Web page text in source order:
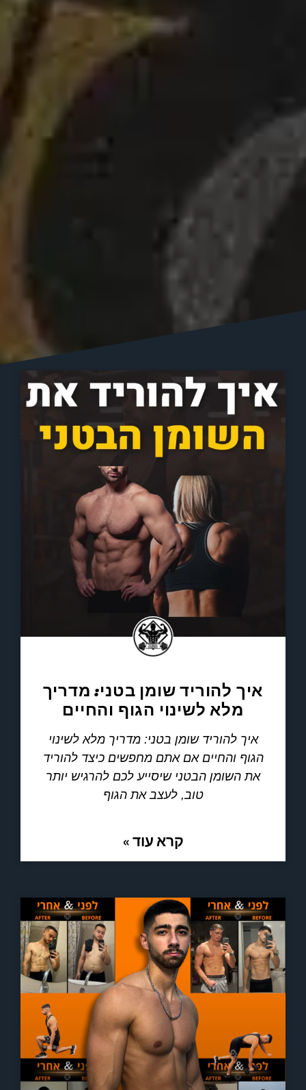
איך להוריד שומן בטני: מדריך
מלא לשינוי הגוף והחיים
איך להוריד שומן בטני: מדריך מלא לשינוי
הגוף והחיים אם אתם מחפשים כיצד להוריד
את השומן הבטני שיסייע לכם להרגיש יותר
טוב, לעצב את הגוף
קרא עוד »
עמודעמודעמוד עמודעמוד